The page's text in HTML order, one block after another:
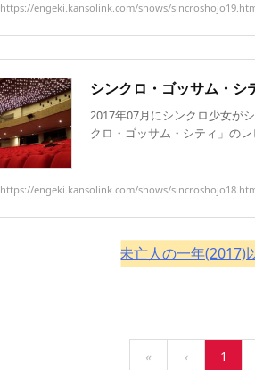
https://engeki.kansolink.com/shows/
シンクロ・ゴッサム・シ
2017年07月にシンクロ少女が
クロ・ゴッサム・シティ」のレ
https://engeki.kansolink.com/shows/
未亡人の一年(2017)
« ‹ 1